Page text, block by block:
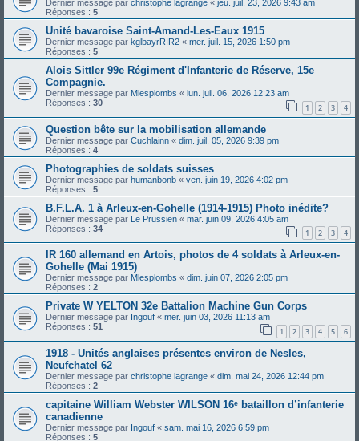
Dernier message par christophe lagrange « jeu. juil. 23, 2026 9:43 am
Réponses : 5
Unité bavaroise Saint-Amand-Les-Eaux 1915
Dernier message par kglbayrRIR2 « mer. juil. 15, 2026 1:50 pm
Réponses : 5
Alois Sittler 99e Régiment d'Infanterie de Réserve, 15e
Compagnie.
Dernier message par Mlesplombs « lun. juil. 06, 2026 12:23 am
Réponses : 30 1 2 3 4
Question bête sur la mobilisation allemande
Dernier message par Cuchlainn « dim. juil. 05, 2026 9:39 pm
Réponses : 4
Photographies de soldats suisses
Dernier message par humanbonb « ven. juin 19, 2026 4:02 pm
Réponses : 5
B.F.L.A. 1 à Arleux-en-Gohelle (1914-1915) Photo inédite?
Dernier message par Le Prussien « mar. juin 09, 2026 4:05 am
Réponses : 34 1 2 3 4
IR 160 allemand en Artois, photos de 4 soldats à Arleux-en-
Gohelle (Mai 1915)
Dernier message par Mlesplombs « dim. juin 07, 2026 2:05 pm
Réponses : 2
Private W YELTON 32e Battalion Machine Gun Corps
Dernier message par Ingouf « mer. juin 03, 2026 11:13 am
Réponses : 51 1 2 3 4 5 6
1918 - Unités anglaises présentes environ de Nesles,
Neufchatel 62
Dernier message par christophe lagrange « dim. mai 24, 2026 12:44 pm
Réponses : 2
capitaine William Webster WILSON 16ᵉ bataillon d’infanterie
canadienne
Dernier message par Ingouf « sam. mai 16, 2026 6:59 pm
Réponses : 5